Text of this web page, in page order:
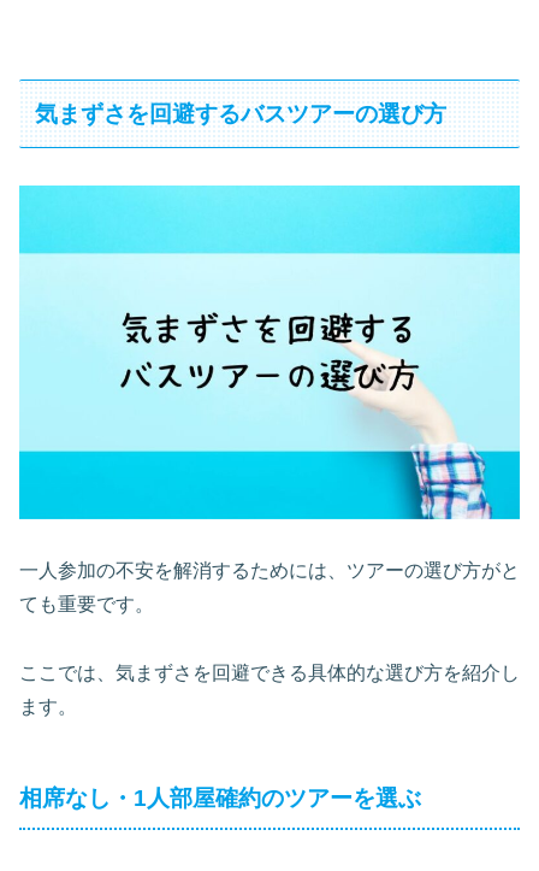
気まずさを回避するバスツアーの選び方
一人参加の不安を解消するためには、ツアーの選び方がと
ても重要です。
ここでは、気まずさを回避できる具体的な選び方を紹介し
ます。
相席なし・1人部屋確約のツアーを選ぶ